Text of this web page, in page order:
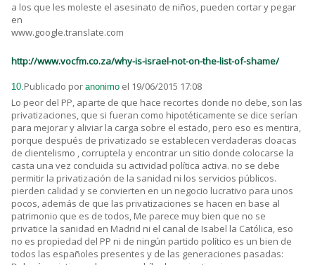
a los que les moleste el asesinato de niños, pueden cortar y pegar
en
www.google.translate.com
http://www.vocfm.co.za/why-is-israel-not-on-the-list-of-shame/
10.Publicado por anonimo el 19/06/2015 17:08
Lo peor del PP, aparte de que hace recortes donde no debe, son las
privatizaciones, que si fueran como hipotéticamente se dice serían
para mejorar y aliviar la carga sobre el estado, pero eso es mentira,
porque después de privatizado se establecen verdaderas cloacas
de clientelismo , corruptela y encontrar un sitio donde colocarse la
casta una vez concluida su actividad política activa. no se debe
permitir la privatización de la sanidad ni los servicios públicos.
pierden calidad y se convierten en un negocio lucrativo para unos
pocos, además de que las privatizaciones se hacen en base al
patrimonio que es de todos, Me parece muy bien que no se
privatice la sanidad en Madrid ni el canal de Isabel la Católica, eso
no es propiedad del PP ni de ningún partido político es un bien de
todos las españoles presentes y de las generaciones pasadas: